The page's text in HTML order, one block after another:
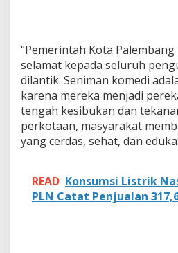
i
t
a
S
o
s
i
d
a
n
“Pemerintah Kota
selamat kepada seluruh
dilantik. Seniman komedi
karena mereka menjadi
tengah kesibukan dan
perkotaan, masyarakat
yang cerdas, sehat, dan
READ Konsumsi Listrik
PLN Catat Penjualan